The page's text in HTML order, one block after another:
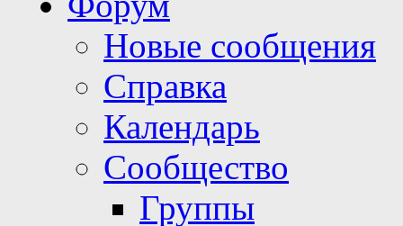
Новые сообщения
Справка
Календарь
Сообщество
Группы